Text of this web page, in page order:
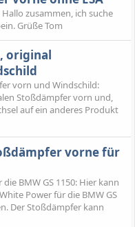
zusammen, ich suche
Grüße Tom
original
vorn und Windschild:
Stoßdämpfer vorn und,
auf ein anderes Produkt
vorne für
BMW GS 1150: Hier kann
Power für die BMW GS
Der Stoßdämpfer kann